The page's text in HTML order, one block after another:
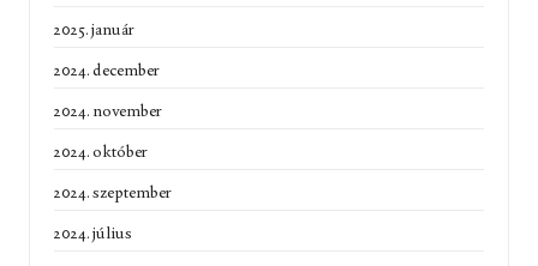
2025. január
2024. december
2024. november
2024. október
2024. szeptember
2024. július